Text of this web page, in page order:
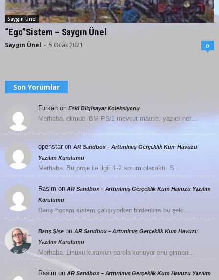
Saygın Ünel
“Ego”Sistem – Saygın Ünel
Saygın Ünel - 5 Ocak 2021 0
Son Yorumlar
Furkan on Eski Bilgisayar Koleksiyonu
Merhaba, elimde IBM PS/1 mevcut mause, yazıcı her…
openstar on AR Sandbox – Arttırılmış Gerçeklik Kum Havuzu
Yazılım Kurulumu
Merhaba. Bu proje ile ilgili 1-2 sorum olacaktı. S…
Rasim on AR Sandbox – Arttırılmış Gerçeklik Kum Havuzu Yazılım
Kurulumu
Barış hocam sistem çalışıyorken birdenbire bu şeki…
Barış Şişe on AR Sandbox – Arttırılmış Gerçeklik Kum Havuzu
Yazılım Kurulumu
Merhaba. Linuxu kurarken parola konuyor onu girmen…
Rasim on AR Sandbox – Arttırılmış Gerçeklik Kum Havuzu Yazılım